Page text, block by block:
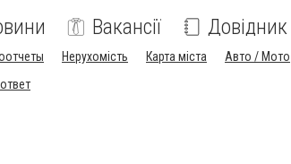
Вакансії Довідник
Нерухомість Карта міста Авто / Мото